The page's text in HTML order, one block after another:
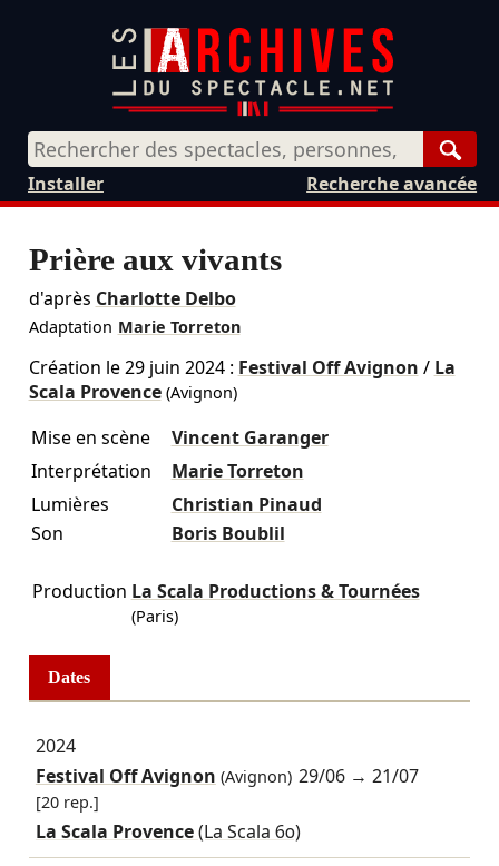
Recherche avancée
Installer
Prière aux vivants
d'après Charlotte Delbo
Adaptation Marie Torreton
Création le29 juin 2024: Festival Off Avignon / La
Scala Provence(Avignon)
Mise en scène
Vincent Garanger
Interprétation
Marie Torreton
Lumières
Christian Pinaud
Son
Boris Boublil
Production La Scala Productions & Tournées
(Paris)
Dates
2024
Festival Off Avignon (Avignon) 29/06 →21/07
[20 rep.]
La Scala Provence(La Scala 60)